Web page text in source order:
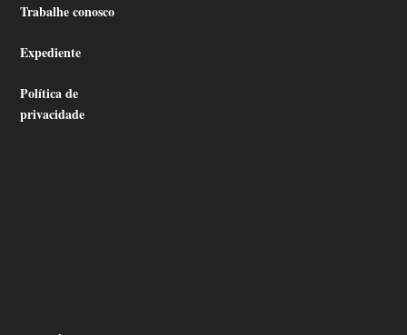
Trabalhe conosco
Expediente
Política de
privacidade